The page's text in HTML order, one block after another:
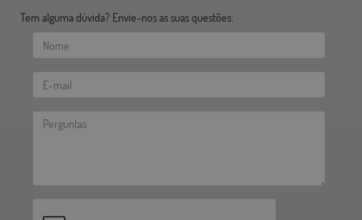
Tem alguma dúvida? Envie-nos as suas questões: